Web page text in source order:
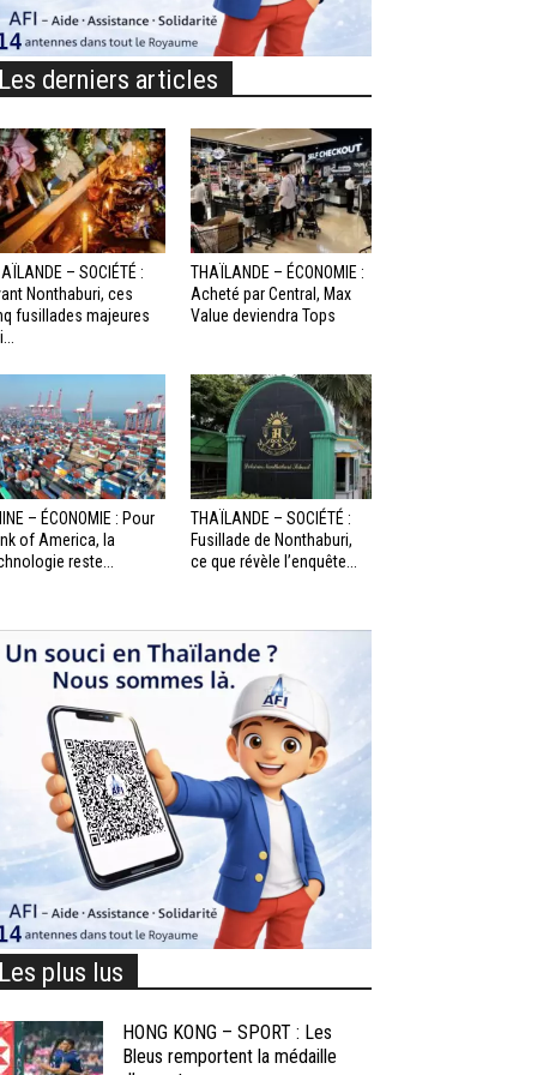
derniers articles
– SOCIÉTÉ :
Nonthaburi, ces
fusillades majeures
THAÏLANDE – ÉCONOMIE :
Acheté par Central, Max
Value deviendra Tops
– ÉCONOMIE : Pour
of America, la
reste...
THAÏLANDE – SOCIÉTÉ :
Fusillade de Nonthaburi,
ce que révèle l’enquête...
plus lus
HONG KONG – SPORT : Les
Bleus remportent la médaille